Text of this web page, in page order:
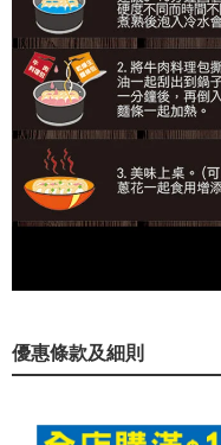
優惠條款及細則